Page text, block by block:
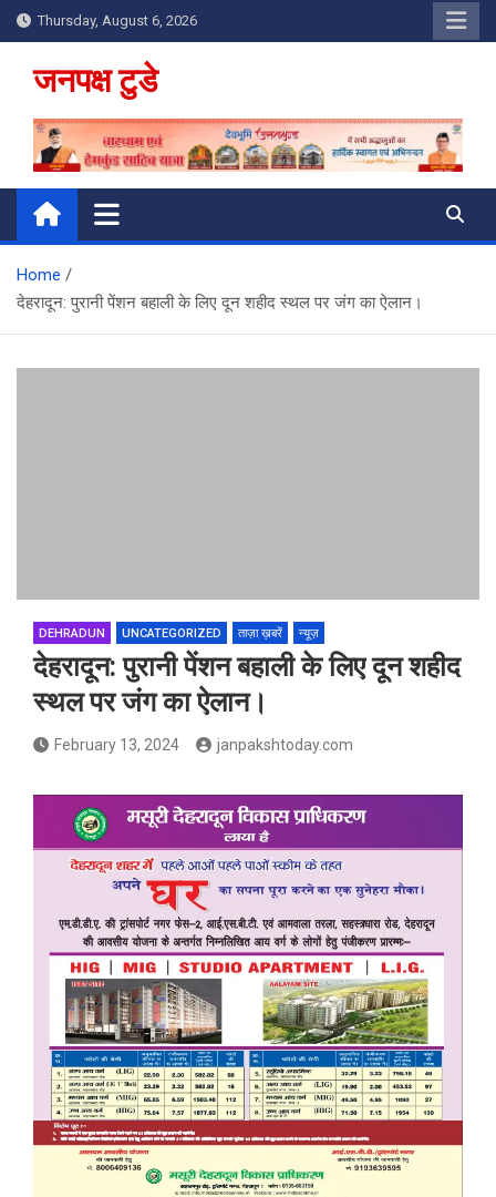
Skip
to
content
Thursday, August 6, 2026
जनपक्ष टुडे
Home
देहरादून: पुरानी पेंशन बहाली के लिए दून शहीद स्थल पर जंग का ऐलान।
DEHRADUN UNCATEGORIZED ताज़ा ख़बरें न्यूज़
देहरादून: पुरानी पेंशन बहाली के लिए दून शहीद
स्थल पर जंग का ऐलान।
February 13, 2024 janpakshtoday.com